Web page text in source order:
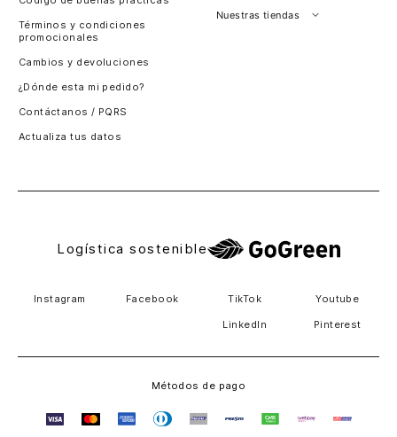
Términos y condiciones
promocionales
Cambios y devoluciones
¿Dónde esta mi pedido?
Contáctanos / PQRS
Actualiza tus datos
Perú
Nuestras tiendas
Logística sostenible
Instagram Facebook TikTok Youtube
LinkedIn Pinterest
Métodos de pago